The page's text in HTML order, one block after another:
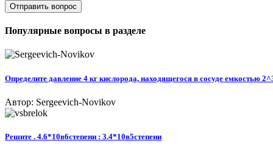
Отправить вопрос
Популярные вопросы в разделе
Определите давление 4 кг кислорода, находящегося в сосуде емкостью
Автор: Sergeevich-Novikov
Решите . 4.6*10в6степени : 3.4*10в5степени